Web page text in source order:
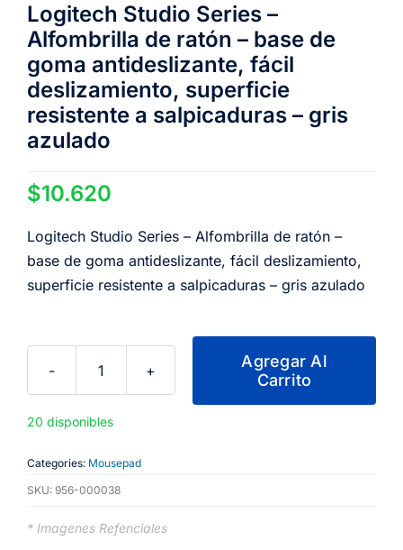
Logitech Studio Series –
Alfombrilla de ratón – base de
goma antideslizante, fácil
deslizamiento, superficie
resistente a salpicaduras – gris
azulado
$10.620
Logitech Studio Series – Alfombrilla de ratón –
base de goma antideslizante, fácil deslizamiento,
superficie resistente a salpicaduras – gris azulado
Logitech
Series
ratón
Agregar Al
Carrito
20 disponibles
Categories: Mousepad
SKU: 956-000038
* Imagenes Refenciales